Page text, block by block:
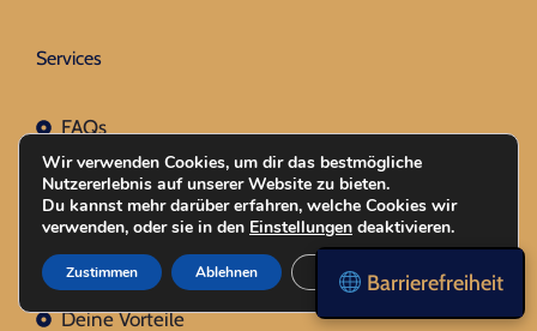
Services
FAQs
Unser Blog
Unser Service
Unser Team
Deine Vorteile
Barrierefreiheit
Wir verwenden Cookies, um dir das bestmögliche
Nutzererlebnis auf unserer Website zu bieten.
Du kannst mehr darüber erfahren, welche Cookies wir
verwenden, oder sie in den Einstellungen deaktivieren.
Zustimmen Ablehnen Einstellungen